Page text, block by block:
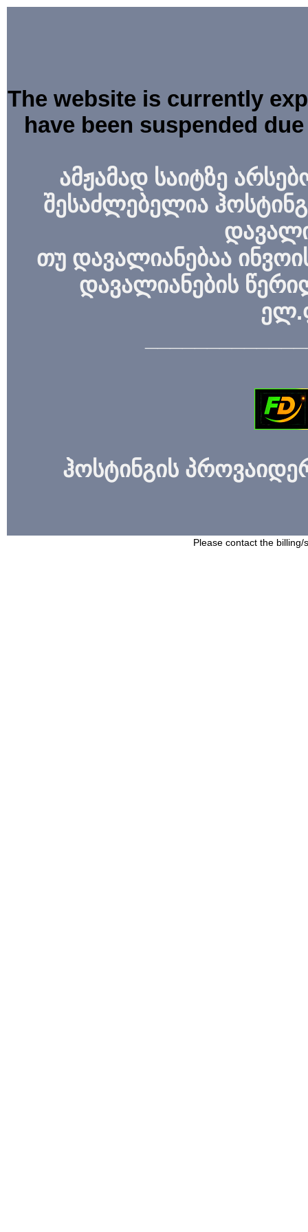
The website is currently
have been suspended
ამჟამად საიტზე
შესაძლებელია
თუ დავალიანებაა
დავალიანების
ჰოსტინგის
Please contact the